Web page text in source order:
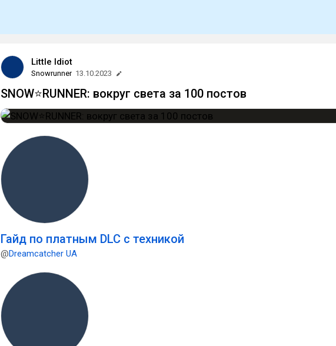
Little Idiot
Snowrunner 13.10.2023
SNOW⭐RUNNER: вокруг света за 100 постов
Гайд по платным DLC c техникой
@Dreamcatcher UA